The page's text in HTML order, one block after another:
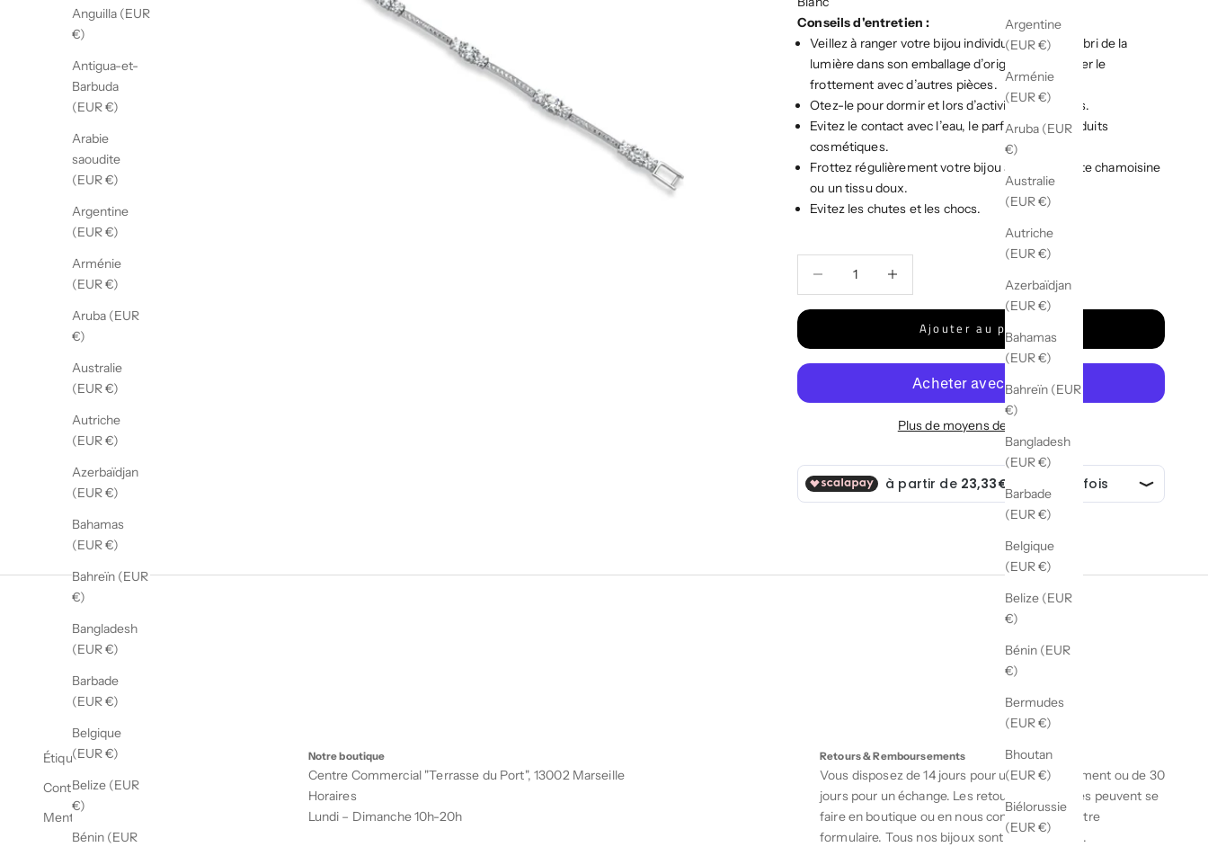
Argentine
(EUR €)
Arménie
(EUR €)
Aruba (EUR
€)
Australie
(EUR €)
Autriche
(EUR €)
Azerbaïdjan
(EUR €)
Bahamas
(EUR €)
Bahreïn (EUR
€)
Bangladesh
(EUR €)
Barbade
(EUR €)
Belgique
(EUR €)
Belize (EUR
€)
Bénin (EUR
€)
Bermudes
(EUR €)
Bhoutan
(EUR €)
Biélorussie
(EUR €)
Anguilla (EUR
€)
Antigua-et-
Barbuda
(EUR €)
Arabie
saoudite
(EUR €)
Argentine
(EUR €)
Arménie
(EUR €)
Aruba (EUR
€)
Australie
(EUR €)
Autriche
(EUR €)
Azerbaïdjan
(EUR €)
Bahamas
(EUR €)
Bahreïn (EUR
€)
Bangladesh
(EUR €)
Barbade
(EUR €)
Belgique
(EUR €)
Belize (EUR
€)
Bénin (EUR
Conseils d'entretien :
Veillez à ranger votre bijou individuellement à l’abri de la
lumière dans son emballage d’origine afin d’éviter le
frottement avec d’autres pièces.
Otez-le pour dormir et lors d’activités physiques.
Evitez le contact avec l’eau, le parfum et les produits
cosmétiques.
Frottez régulièrement votre bijou avec une petite chamoisine
ou un tissu doux.
Evitez les chutes et les chocs.
Ajouter au panier
Plus de moyens de paiement
Étiquette
Contact
Mentions légales
Notre boutique
Centre Commercial "Terrasse du Port", 13002 Marseille
Horaires
Lundi – Dimanche 10h-20h
Retours & Remboursements
Vous disposez de 14 jours pour un remboursement ou de 30
jours pour un échange. Les retours et échanges peuvent se
faire en boutique ou en nous contactant via notre
formulaire. Tous nos bijoux sont garanties 1 an.